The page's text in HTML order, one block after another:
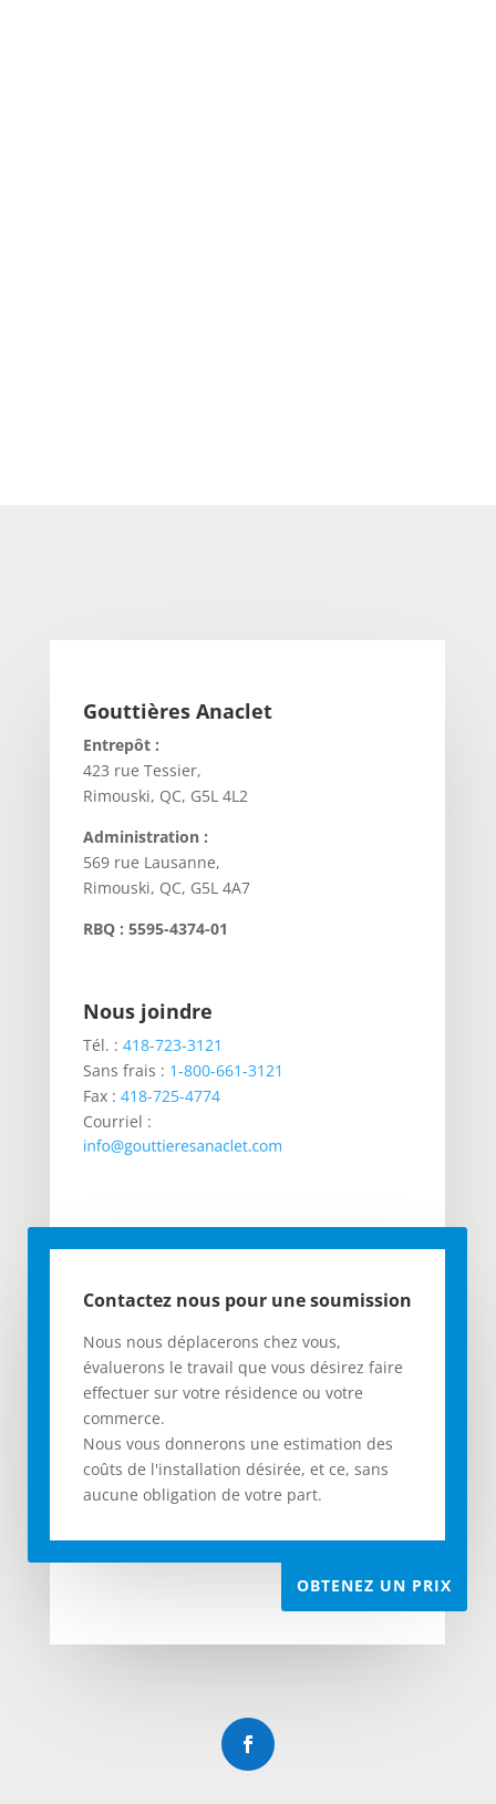
Gouttières Anaclet
Entrepôt :
423 rue Tessier,
Rimouski, QC, G5L 4L2
Administration :
569 rue Lausanne,
Rimouski, QC, G5L 4A7
RBQ : 5595-4374-01
Nous joindre
Tél. : 418-723-3121
Sans frais : 1-800-661-3121
Fax : 418-725-4774
Courriel :
Contactez nous pour une soumission
Nous nous déplacerons chez vous,
évaluerons le travail que vous désirez faire
effectuer sur votre résidence ou votre
commerce.
Nous vous donnerons une estimation des
coûts de l'installation désirée, et ce, sans
aucune obligation de votre part.
OBTENEZ UN PRIX